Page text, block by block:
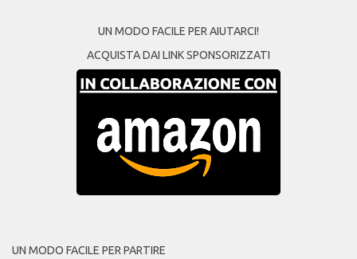
UN MODO FACILE PER AIUTARCI!
ACQUISTA DAI LINK SPONSORIZZATI
UN MODO FACILE PER PARTIRE